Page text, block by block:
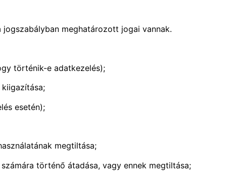
meghatározott jogai vannak.
történik-e adatkezelés);
esetén);
megtiltása;
történő átadása, vagy ennek megtiltása;